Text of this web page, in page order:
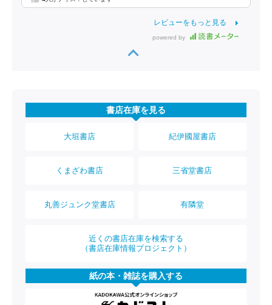
レビューをもっと見る
powered by
書店在庫を見る
大垣書店 紀伊國屋書店
くまざわ書店 三省堂書店
丸善ジュンク堂書店 有隣堂
近くの書店在庫を検索する
（書店在庫情報プロジェクト）
紙の本・雑誌を購入する